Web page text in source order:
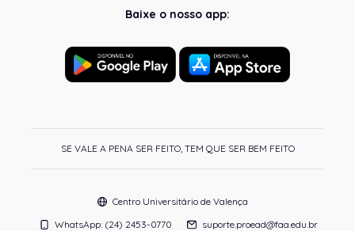
Baixe o nosso app:
SE VALE A PENA SER FEITO, TEM QUE SER BEM FEITO
Centro Universitário de Valença
WhatsApp: (24) 2453-0770
suporte.proead@faa.edu.br